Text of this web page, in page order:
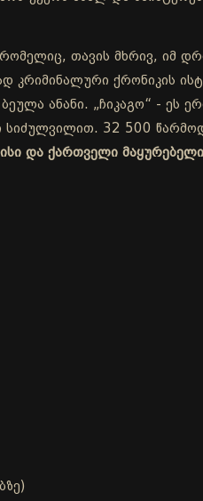
თავის მხრივ, იმ
ქრონიკის
ანანი. „ჩიკაგო“ - ეს
32 500
და ქართველი